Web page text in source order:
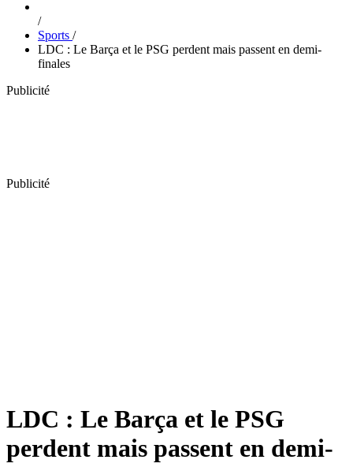
/
Sports /
LDC : Le Barça et le PSG perdent mais passent en demi-
finales
Publicité
Publicité
LDC : Le Barça et le PSG
perdent mais passent en demi-